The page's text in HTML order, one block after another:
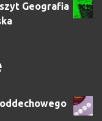
Geografia